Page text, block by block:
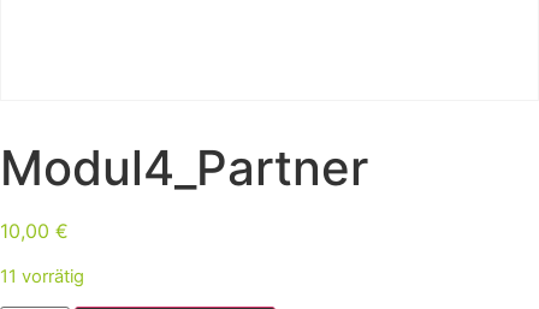
Modul4_Partner
10,00 €
11 vorrätig